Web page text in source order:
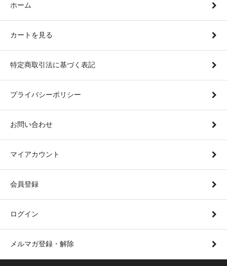
ホーム
カートを見る
特定商取引法に基づく表記
プライバシーポリシー
お問い合わせ
マイアカウント
会員登録
ログイン
メルマガ登録・解除